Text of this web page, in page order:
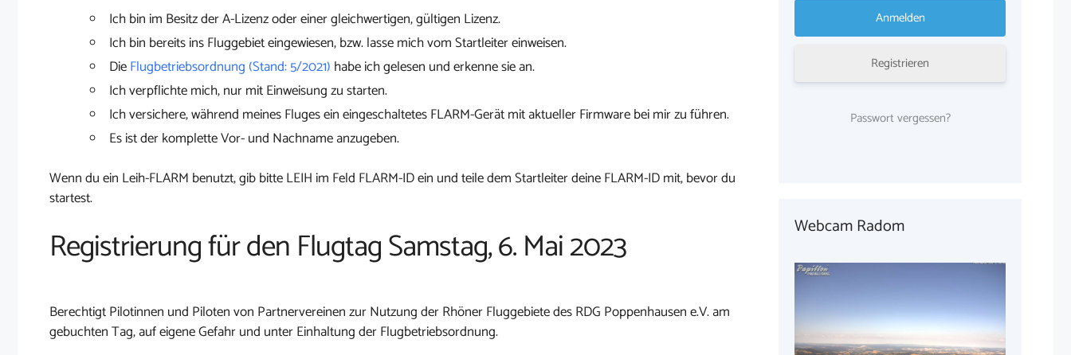
Ich bin im Besitz der A-Lizenz oder einer gleichwertigen, gültigen Lizenz.
Ich bin bereits ins Fluggebiet eingewiesen, bzw. lasse mich vom Startleiter einweisen.
DieFlugbetriebsordnung (Stand: 5/2021) habe ich gelesen und erkenne sie an.
Ich verpflichte mich, nur mit Einweisung zu starten.
Ich versichere, während meines Fluges ein eingeschaltetes FLARM-Gerät mit aktueller Firmware bei mir zu führen.
Es ist der komplette Vor- und Nachname anzugeben.
Wenn du ein Leih-FLARM benutzt, gib bitte LEIH im Feld FLARM-ID ein und teile dem Startleiter deine FLARM-ID mit, bevor du
startest.
Registrierung für den Flugtag Samstag, 6. Mai 2023
Berechtigt Pilotinnen und Piloten von Partnervereinen zur Nutzung der Rhöner Fluggebiete des RDG Poppenhausen e.V. am
gebuchten Tag, auf eigene Gefahr und unter Einhaltung der Flugbetriebsordnung.
Registrieren
Passwort vergessen?
Webcam Radom